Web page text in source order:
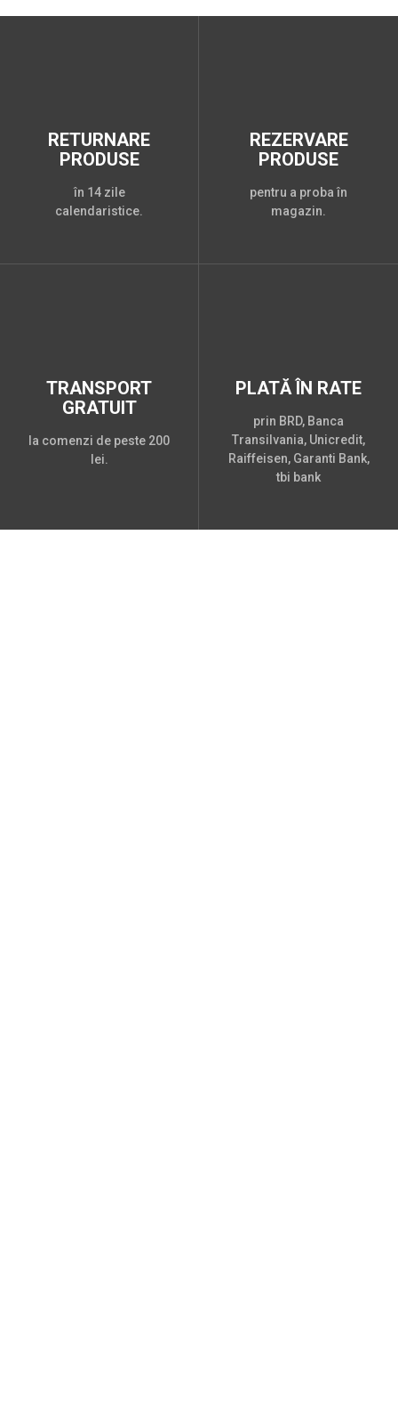
RETURNARE
PRODUSE
în 14 zile
calendaristice.
REZERVARE
PRODUSE
pentru a proba în
magazin.
TRANSPORT
GRATUIT
la comenzi de peste 200
lei.
PLATĂ ÎN RATE
prin BRD, Banca
Transilvania, Unicredit,
Raiffeisen, Garanti Bank,
tbi bank